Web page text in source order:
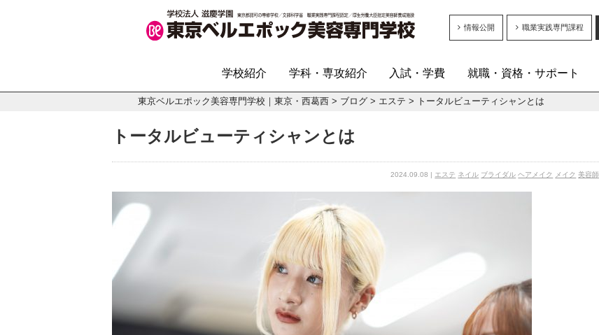
情報公開 職業実践専門課程
就職・資格・サポート
入試・学費
学科・専攻紹介
学校紹介
東京ベルエポック美容専門学校｜東京・西葛西 > ブログ > エステ > トータルビューティシャンとは
トータルビューティシャンとは
2024.09.08 | エステ ネイル ブライダル ヘアメイク メイク 美容師